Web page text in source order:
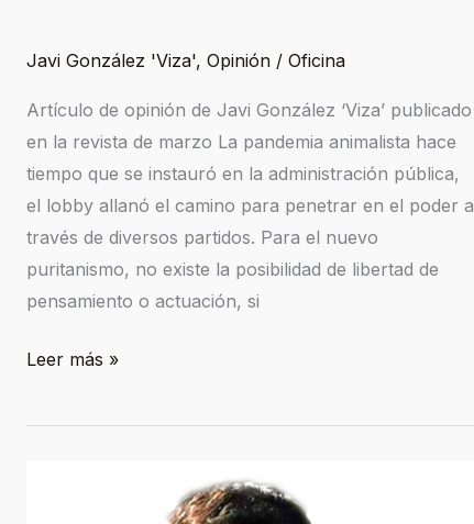
Javi González 'Viza', Opinión / Oficina
Artículo de opinión de Javi González ‘Viza’ publicado
en la revista de marzo La pandemia animalista hace
tiempo que se instauró en la administración pública,
el lobby allanó el camino para penetrar en el poder a
través de diversos partidos. Para el nuevo
puritanismo, no existe la posibilidad de libertad de
pensamiento o actuación, si
Leer más »